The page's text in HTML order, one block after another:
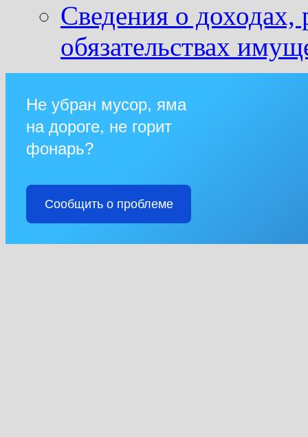
Сведения о доходах,
обязательствах
Не убран мусор, яма
на дороге, не горит
фонарь?
Сообщить о проблеме